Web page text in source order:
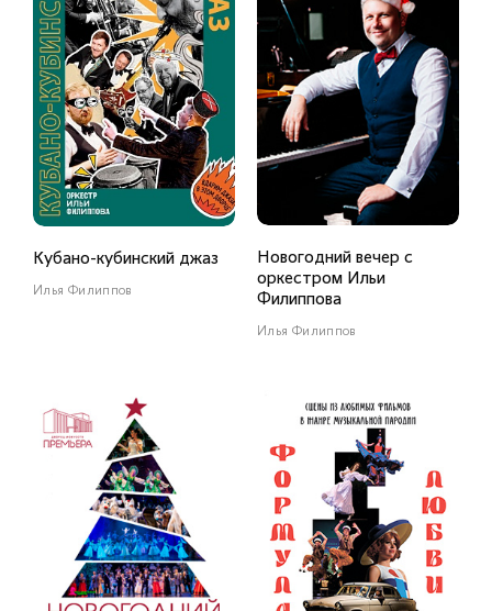
Кубано-кубинский джаз
Илья Филиппов
Новогодний вечер с
оркестром Ильи
Филиппова
Илья Филиппов